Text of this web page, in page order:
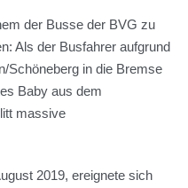
der Busse der BVG zu
Als der Busfahrer aufgrund
Schöneberg in die Bremse
Baby aus dem
massive
2019, ereignete sich